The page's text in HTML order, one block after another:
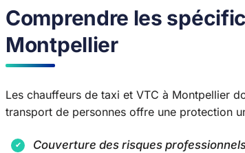
Comprendre les
Montpellier
Les chauffeurs de taxi et VTC à Montpellier
transport de personnes offre une protection
Couverture des risques